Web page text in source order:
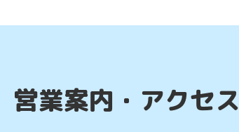
営業案内・アクセス